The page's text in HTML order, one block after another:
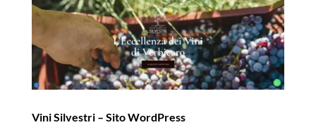
Vini Silvestri – Sito WordPress